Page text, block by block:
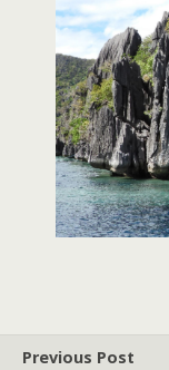
Previous Post